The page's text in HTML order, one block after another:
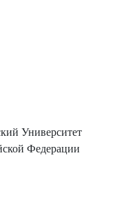
Университет
Федерации